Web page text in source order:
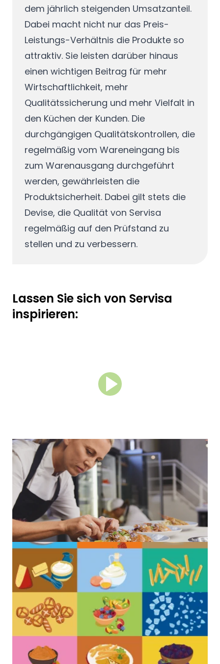
dem jährlich steigenden Umsatzanteil.
Dabei macht nicht nur das Preis-
Leistungs-Verhältnis die Produkte so
attraktiv. Sie leisten darüber hinaus
einen wichtigen Beitrag für mehr
Wirtschaftlichkeit, mehr
Qualitätssicherung und mehr Vielfalt in
den Küchen der Kunden. Die
durchgängigen Qualitätskontrollen, die
regelmäßig vom Wareneingang bis
zum Warenausgang durchgeführt
werden, gewährleisten die
Produktsicherheit. Dabei gilt stets die
Devise, die Qualität von Servisa
regelmäßig auf den Prüfstand zu
stellen und zu verbessern.
Lassen Sie sich von Servisa
inspirieren: